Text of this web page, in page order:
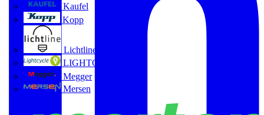
Kaufel
Kopp
Lichtline
LIGHTCYCLE
Megger
Mersen